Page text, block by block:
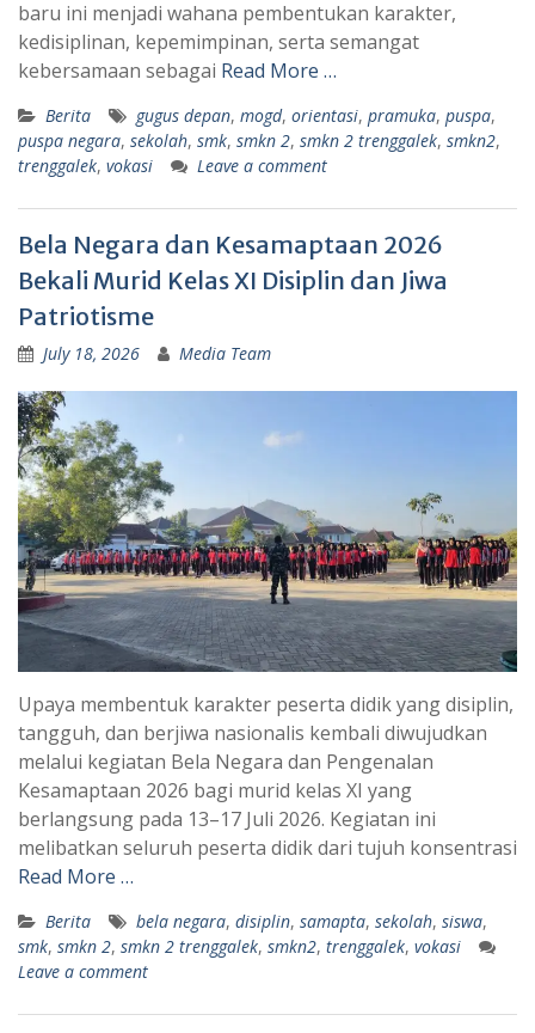
baru ini menjadi wahana pembentukan karakter,
kedisiplinan, kepemimpinan, serta semangat
kebersamaan sebagai Read More …
Berita gugus depan, mogd, orientasi, pramuka, puspa,
puspa negara, sekolah, smk, smkn 2, smkn 2 trenggalek, smkn2,
trenggalek, vokasi Leave a comment
Bela Negara dan Kesamaptaan 2026
Bekali Murid Kelas XI Disiplin dan Jiwa
Patriotisme
July 18, 2026 Media Team
Upaya membentuk karakter peserta didik yang disiplin,
tangguh, dan berjiwa nasionalis kembali diwujudkan
melalui kegiatan Bela Negara dan Pengenalan
Kesamaptaan 2026 bagi murid kelas XI yang
berlangsung pada 13–17 Juli 2026. Kegiatan ini
melibatkan seluruh peserta didik dari tujuh konsentrasi
Read More …
Berita bela negara, disiplin, samapta, sekolah, siswa,
smk, smkn 2, smkn 2 trenggalek, smkn2, trenggalek, vokasi
Leave a comment